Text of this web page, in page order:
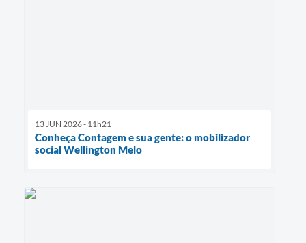
13 JUN 2026 - 11h21
Conheça Contagem e sua gente: o mobilizador
social Wellington Melo